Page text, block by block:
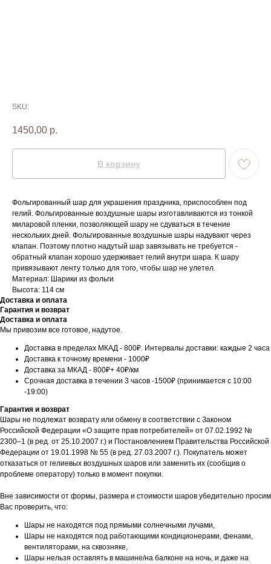
SKU:
1450,00 р.
В корзину
Фольгированный шар для украшения праздника, приспособлен под
гелий. Фольгированные воздушные шары изготавливаются из тонкой
миларовой пленки, позволяющей шару не сдуваться в течение
нескольких дней. Фольгированные воздушные шары надувают через
клапан. Поэтому плотно надутый шар завязывать не требуется -
обратный клапан хорошо удерживает гелий внутри шара. К шару
привязывают ленту только для того, чтобы шар не улетел.
Материал: Шарики из фольги
Высота: 114 см
Доставка и оплата
Гарантия и возврат
Доставка и оплата
Мы привозим все готовое, надутое.
Доставка в пределах МКАД - 800₽. Интервалы доставки: каждые 2 часа
Доставка к точному времени - 1000₽
Доставка за МКАД - 800₽+ 40₽/км
Срочная доставка в течении 3 часов -1500₽ (принимается с 10:00
-19:00)
Гарантия и возврат
Шары не подлежат возврату или обмену в соответствии с Законом
Российской Федерации «О защите прав потребителей» от 07.02.1992 №
2300–1 (в ред. от 25.10.2007 г.) и Постановлением Правительства Российской
Федерации от 19.01.1998 № 55 (в ред. 27.03.2007 г.). Покупатель может
отказаться от гелиевых воздушных шаров или заменить их (сообщив о
проблеме оператору) только в момент покупки.
Вне зависимости от формы, размера и стоимости шаров убедительно просим
Вас проверить, что:
Шары не находятся под прямыми солнечными лучами,
Шары не находятся под работающими кондиционерами, фенами,
вентиляторами, на сквозняке,
Шары нельзя оставлять в машине/на балконе на ночь, и даже на